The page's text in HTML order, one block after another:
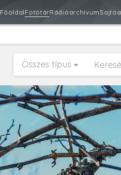
FőoldalFotótárRádióarchívum
Összes típus